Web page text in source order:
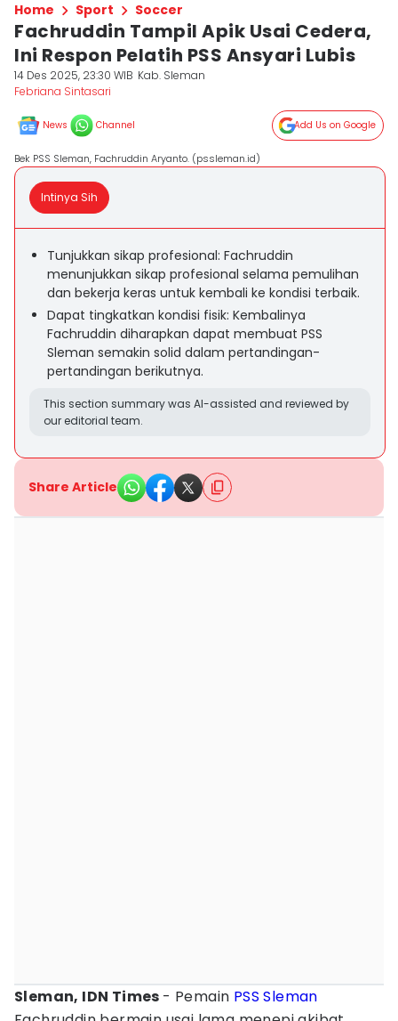
Home Sport Soccer
Fachruddin Tampil Apik Usai Cedera,
Ini Respon Pelatih PSS Ansyari Lubis
14 Des 2025, 23:30 WIB Kab. Sleman
Febriana Sintasari
News Channel Add Us on Google
Bek PSS Sleman, Fachruddin Aryanto. (pssleman.id)
Intinya Sih
Tunjukkan sikap profesional: Fachruddin
menunjukkan sikap profesional selama pemulihan
dan bekerja keras untuk kembali ke kondisi terbaik.
Dapat tingkatkan kondisi fisik: Kembalinya
Fachruddin diharapkan dapat membuat PSS
Sleman semakin solid dalam pertandingan-
pertandingan berikutnya.
This section summary was AI-assisted and reviewed by
our editorial team.
Share Article
Sleman, IDN Times - Pemain PSS Sleman